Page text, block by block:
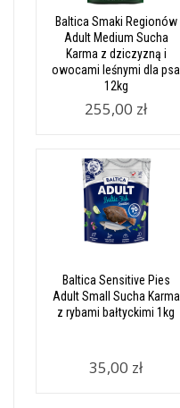
Baltica Smaki Regionów
Adult Medium Sucha
Karma z dziczyzną i
owocami leśnymi dla psa
12kg
255,00 zł
Baltica Sensitive Pies
Adult Small Sucha Karma
z rybami bałtyckimi 1kg
35,00 zł